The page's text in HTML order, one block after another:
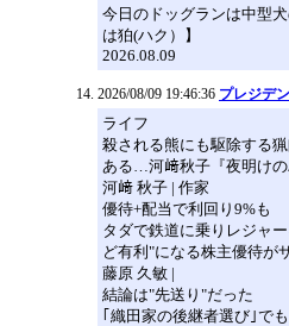
今日のドッグランは中型
は狛(ハク）】
2026.08.09
2026/08/09 19:46:36 プレジデ
ライフ
殺される熊にも駆除する
ある…河﨑秋子『夜明けの
河﨑 秋子 | 作家
優待+配当で利回り9%も
タダで鉄道に乗りレジャ
ど有利"になる株主優待が
藤原 久敏 |
結論は"先送り"だった
｢織田家の後継者選び｣で